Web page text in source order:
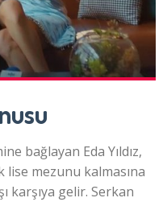
bağlayan Eda Yıldız,
lise mezunu kalmasına
karşıya gelir. Serkan